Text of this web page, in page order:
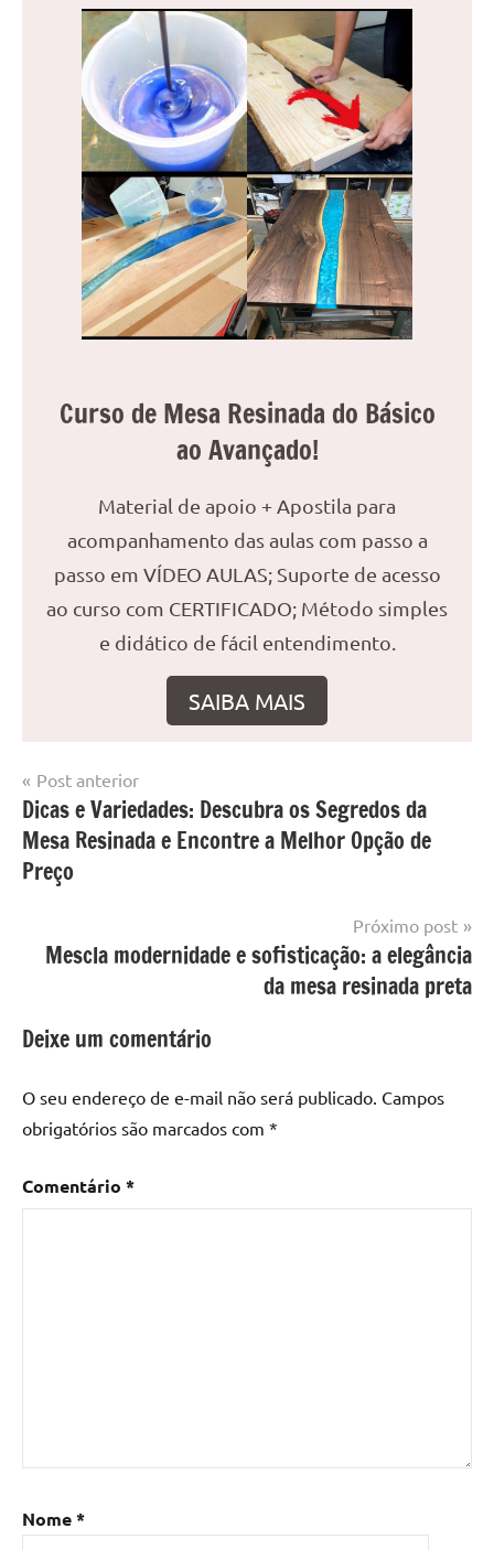
Curso de Mesa Resinada do Básico
ao Avançado!
Material de apoio + Apostila para
acompanhamento das aulas com passo a
passo em VÍDEO AULAS; Suporte de acesso
ao curso com CERTIFICADO; Método simples
e didático de fácil entendimento.
SAIBA MAIS
Marcado
com
mesa
com
resina
com
mesa
de
Mesa
de
com
resina,
Mesa
resina
Mesa
resinada
Navegação
de
Post
Post anterior
Dicas e Variedades: Descubra os Segredos da
Mesa Resinada e Encontre a Melhor Opção de
Preço
Próximo post
Mescla modernidade e sofisticação: a elegância
da mesa resinada preta
Deixe um comentário
O seu endereço de e-mail não será publicado. Campos
obrigatórios são marcados com *
Comentário *
Nome*